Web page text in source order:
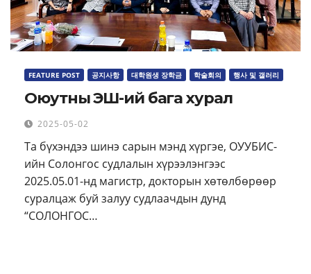
FEATURE POST 공지사항 대학원생 장학금 학술회의 행사 및 갤러리
Оюутны ЭШ-ий бага хурал
2025-05-02
Та бүхэндээ шинэ сарын мэнд хүргэе, ОУУБИС-
ийн Солонгос судлалын хүрээлэнгээс
2025.05.01-нд магистр, докторын хөтөлбөрөөр
суралцаж буй залуу судлаачдын дунд
“СОЛОНГОС…